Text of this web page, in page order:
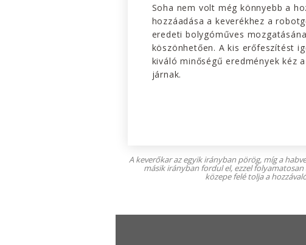
Soha nem volt még könnyebb a
hozzáadása a keverékhez a
eredeti bolygóműves
köszönhetően. A kis erőfeszítést
kiváló minőségű eredmények kéz
járnak.
A keverőkar az egyik irányban pörög, míg a
másik irányban fordul el, ezzel folyamatosan
közepe felé tolja a